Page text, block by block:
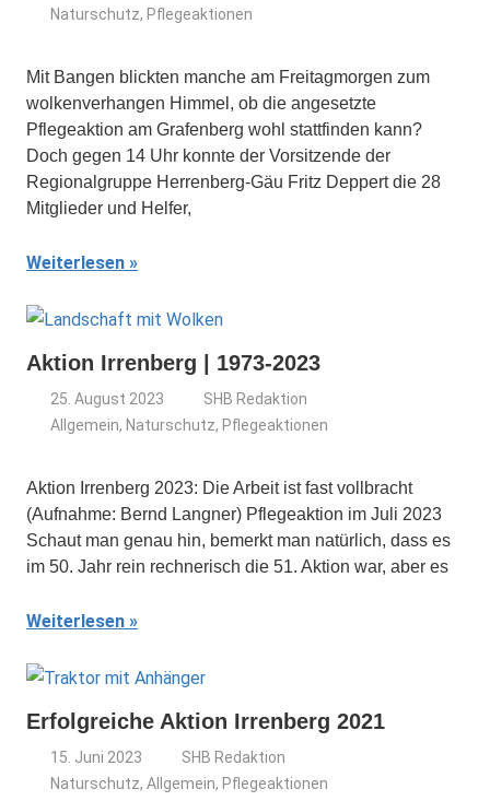
Naturschutz, Pflegeaktionen
Mit Bangen blickten manche am Freitagmorgen zum
wolkenverhangen Himmel, ob die angesetzte
Pflegeaktion am Grafenberg wohl stattfinden kann?
Doch gegen 14 Uhr konnte der Vorsitzende der
Regionalgruppe Herrenberg-Gäu Fritz Deppert die 28
Mitglieder und Helfer,
Weiterlesen
Aktion Irrenberg | 1973-2023
25. August 2023
SHB Redaktion
Allgemein, Naturschutz, Pflegeaktionen
Aktion Irrenberg 2023: Die Arbeit ist fast vollbracht
(Aufnahme: Bernd Langner) Pflegeaktion im Juli 2023
Schaut man genau hin, bemerkt man natürlich, dass es
im 50. Jahr rein rechnerisch die 51. Aktion war, aber es
Weiterlesen
Erfolgreiche Aktion Irrenberg 2021
15. Juni 2023
SHB Redaktion
Naturschutz,Allgemein, Pflegeaktionen